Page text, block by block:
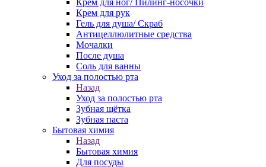
Крем для ног/ Пилинг-носочки
Крем для рук
Гель для душа/ Скраб
Антицеллюлитные средства
Мочалки
После душа
Соль для ванны
Уход за полостью рта
Назад
Уход за полостью рта
Зубная щётка
Зубная паста
Бытовая химия
Назад
Бытовая химия
Для посуды